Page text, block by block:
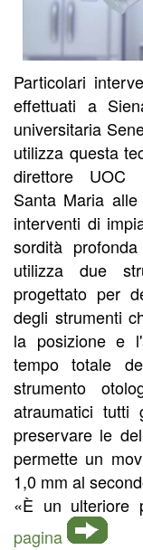
Particolari
effettuati a
universitaria
utilizza questa
direttore UOC
Santa Maria
interventi di
sordità
utilizza due
progettato per
degli strumenti
la posizione e
tempo totale
strumento
atraumatici
preservare le
permette un
1,0 mm al
«È un ulteriore
pagina